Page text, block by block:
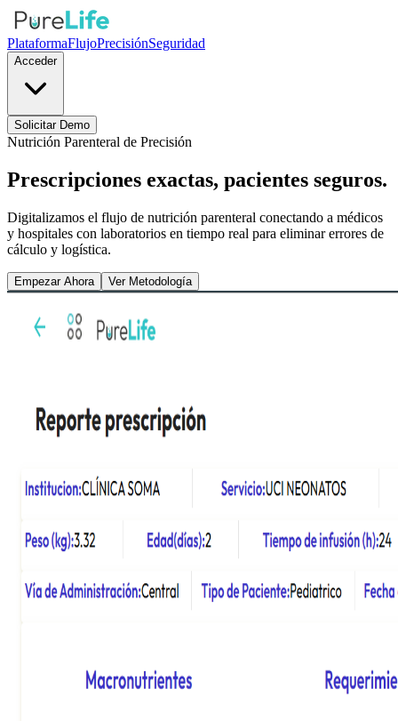
PlataformaFlujoPrecisiónSeguridad
Acceder
Solicitar Demo
Nutrición Parenteral de Precisión
Prescripciones exactas, pacientes seguros.
Digitalizamos el flujo de nutrición parenteral conectando a médicos
y hospitales con laboratorios en tiempo real para eliminar errores de
cálculo y logística.
Empezar Ahora Ver Metodología